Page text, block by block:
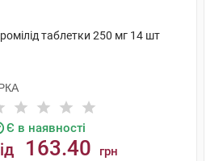
таблетки 250 мг 14 шт
Є в наявності
163.40 грн